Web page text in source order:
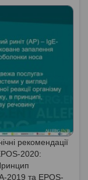
рекомендації
2020:
2019 та EPOS-